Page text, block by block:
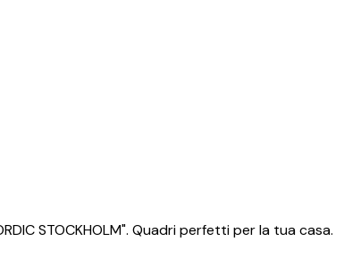
STOCKHOLM". Quadri perfetti per la tua casa.